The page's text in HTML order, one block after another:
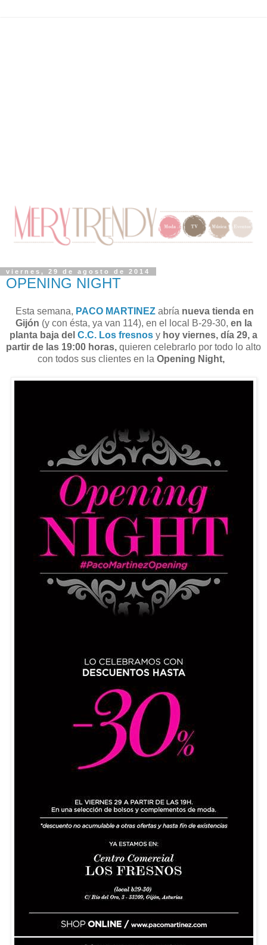
viernes, 29 de agosto de 2014
OPENING NIGHT
Esta semana, PACO MARTINEZ abría nueva tienda en
Gijón (y con ésta, ya van 114), en el local B-29-30, en la
planta baja del C.C. Los fresnos y hoy viernes, día 29, a
partir de las 19:00 horas, quieren celebrarlo por todo lo alto
con todos sus clientes en la Opening Night,